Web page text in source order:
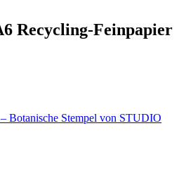
Recycling-Feinpapier